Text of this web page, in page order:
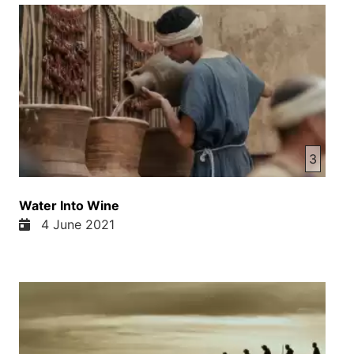
چون مسارف عروسی بر هر یک گذاف است، اینا صد
زوج دختر و پسر جوان عروسی کردند و زندگی خوش
خود را در ای حالت آغاز کردند که ای خبر خوب هست و
ای همچنان یک جواب خوب هست در برابر کشتار، در
برابر ظلم و در برابر ازی که حق بانوها سلب می شود و
ای بانوها جوان خودشان با نامزادهای خود عروسی کردند
و زندگی خوش را در دایکندی آغاز کردند امیدوار هستیم
که ولایت آرامش باشد در ای ولایت و ما وقت کلام خدا
را می خوانیم و وقت کتاب انجیل را می خوانیم ما
بیبینیم که ایسای مسی یکانه کسی در تاریخ بشر بود و
که هدف خدا هست بر از او داد و میتد جای مقام زن
مساوی است با جای مقام مرد یعنی در مساییت جای
مسی در وقت که در ای دنیا بود به خانوم ها امی حقش
داد و به اونا همچنان اونا را شفا داد خانوم هارش ما برها
میخوانیم در انجیل که ایسای مسی شفا داد ایسای مسی
کمک کرد ایسای مسی بخشید و بخصوص ایسای مسی
3
Water Into Wine
4 June 2021